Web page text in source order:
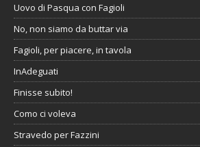
Uovo di Pasqua con Fagioli
No, non siamo da buttar via
Fagioli, per piacere, in tavola
InAdeguati
Finisse subito!
Como ci voleva
Stravedo per Fazzini